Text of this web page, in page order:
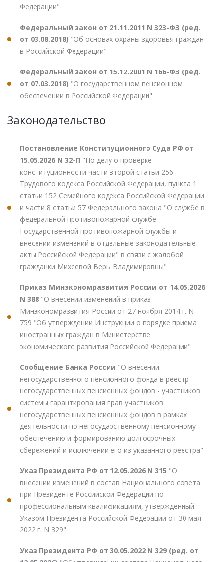
Федерации"
Федеральный закон от 21.11.2011 N 323-ФЗ (ред.
от 03.08.2018) "Об основах охраны здоровья граждан
в Российской Федерации"
Федеральный закон от 15.12.2001 N 166-ФЗ (ред.
от 07.03.2018) "О государственном пенсионном
обеспечении в Российской Федерации"
Законодательство
Постановление Конституционного Суда РФ от
15.05.2026 N 32-П "По делу о проверке
конституционности части второй статьи 256
Трудового кодекса Российской Федерации, пункта 1
статьи 152 Семейного кодекса Российской Федерации
и части 8 статьи 57 Федерального закона "О службе в
федеральной противопожарной службе
Государственной противопожарной службы и
внесении изменений в отдельные законодательные
акты Российской Федерации" в связи с жалобой
гражданки Михеевой Веры Владимировны"
Приказ Минэкономразвития России от 14.05.2026
N 388 "О внесении изменений в приказ
Минэкономразвития России от 27 ноября 2014 г. N
759 "Об утверждении Инструкции о порядке приема
иностранных граждан в Министерстве
экономического развития Российской Федерации"
Сообщение Банка России "О внесении
негосударственного пенсионного фонда в реестр
негосударственных пенсионных фондов - участников
системы гарантирования прав участников
негосударственных пенсионных фондов в рамках
деятельности по негосударственному пенсионному
обеспечению и формированию долгосрочных
сбережений и исключении его из указанного реестра"
Указ Президента РФ от 12.05.2026 N 315 "О
внесении изменений в состав Национального совета
при Президенте Российской Федерации по
профессиональным квалификациям, утвержденный
Указом Президента Российской Федерации от 30 мая
2022 г. N 329"
Указ Президента РФ от 30.05.2022 N 329 (ред. от